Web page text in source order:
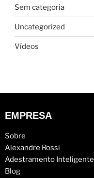
Sem categoria
Uncategorized
Vídeos
EMPRESA
Sobre
Alexandre Rossi
Adestramento Inteligente
Blog